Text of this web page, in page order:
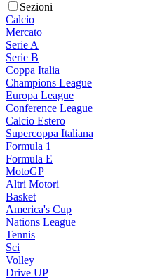
Sezioni
Calcio
Mercato
Serie A
Serie B
Coppa Italia
Champions League
Europa League
Conference League
Calcio Estero
Supercoppa Italiana
Formula 1
Formula E
MotoGP
Altri Motori
Basket
America's Cup
Nations League
Tennis
Sci
Volley
Drive UP